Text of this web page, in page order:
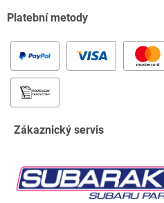
Platební metody
Zákaznický servis